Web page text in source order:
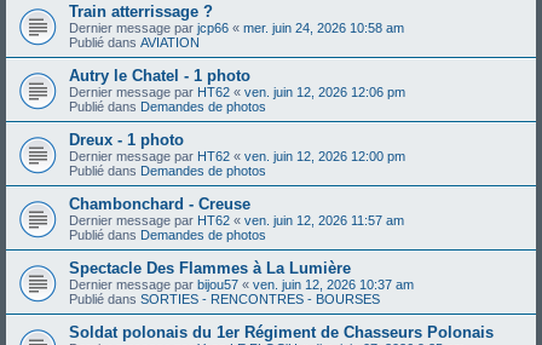
Train atterrissage ?
Dernier message par jcp66 « mer. juin 24, 2026 10:58 am
Publié dans AVIATION
Autry le Chatel - 1 photo
Dernier message par HT62 « ven. juin 12, 2026 12:06 pm
Publié dans Demandes de photos
Dreux - 1 photo
Dernier message par HT62 « ven. juin 12, 2026 12:00 pm
Publié dans Demandes de photos
Chambonchard - Creuse
Dernier message par HT62 « ven. juin 12, 2026 11:57 am
Publié dans Demandes de photos
Spectacle Des Flammes à La Lumière
Dernier message par bijou57 « ven. juin 12, 2026 10:37 am
Publié dans SORTIES - RENCONTRES - BOURSES
Soldat polonais du 1er Régiment de Chasseurs Polonais